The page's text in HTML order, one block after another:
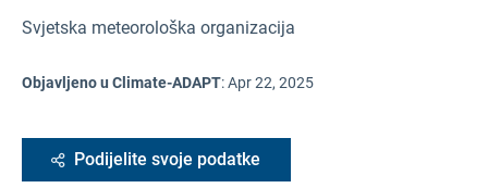
Svjetska meteorološka organizacija
Objavljeno u Climate-ADAPT:Apr 22, 2025
Podijelite svoje podatke